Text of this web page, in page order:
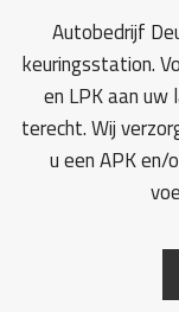
Autobedrijf
keuringsstation.
en LPK aan
terecht. Wij
u een APK en/